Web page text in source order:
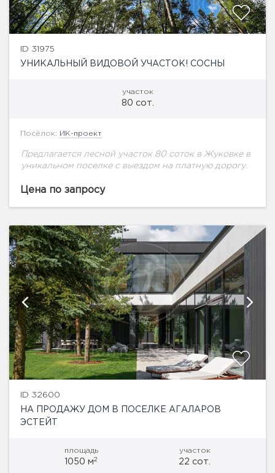
ID 31975
УНИКАЛЬНЫЙ ВИДОВОЙ УЧАСТОК! СОСНЫ
участок
80 сот.
Посёлок: ИК-проект
Предлагается лесной участок 80 соток в Жуковке в
уникальном поселке с выездом на платную дорогу.
Цена по запросу
ID 32600
НА ПРОДАЖУ ДОМ В ПОСЕЛКЕ АГАЛАРОВ
ЭСТЕЙТ
площадь
1050 м2
участок
22 сот.